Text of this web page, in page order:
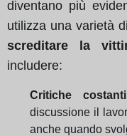
diventano più
utilizza una varietà
screditare la
includere:
Critiche
discussione il
anche quando